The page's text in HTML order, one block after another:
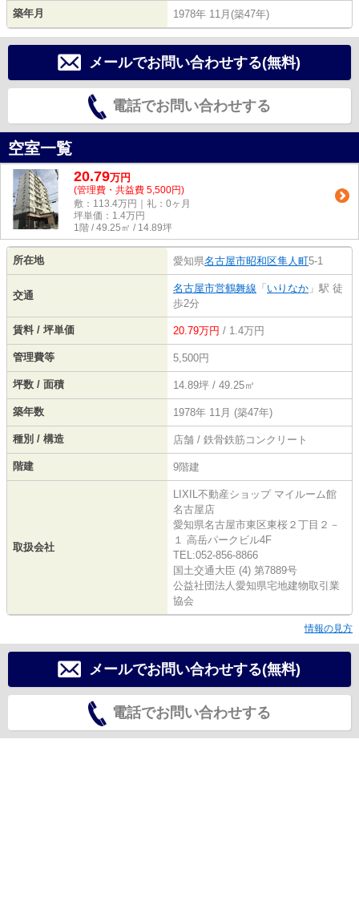
築年月 1978年 11月(築47年)
メールでお問い合わせする(無料)
電話でお問い合わせする
空室一覧
20.79万円
(管理費・共益費 5,500円)
敷：113.4万円｜礼：0ヶ月
坪単価： 1.4万円
1階 / 49.25㎡ / 14.89坪
所在地 愛知県名古屋市昭和区隼人町5-1
交通
名古屋市営鶴舞線 「 いりなか 」駅 徒
歩2分
賃料 / 坪単価 20.79万円 / 1.4万円
管理費等 5,500円
坪数 / 面積 14.89坪 / 49.25㎡
築年数 1978年 11月 (築47年)
種別 / 構造 店舗 / 鉄骨鉄筋コンクリート
階建 9階建
取扱会社
LIXIL不動産ショップ マイルーム館
名古屋店
愛知県名古屋市東区東桜２丁目２－
１ 高岳パークビル4F
TEL:052-856-8866
国土交通大臣 (4) 第7889号
公益社団法人愛知県宅地建物取引業
協会
情報の見方
メールでお問い合わせする(無料)
電話でお問い合わせする